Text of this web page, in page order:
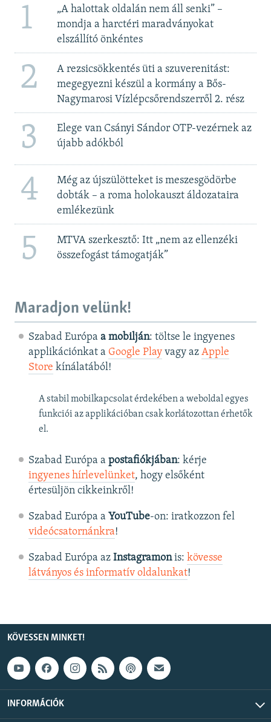
1
„A halottak oldalán nem áll senki” –
mondja a harctéri maradványokat
elszállító önkéntes
2
A rezsicsökkentés üti a szuverenitást:
megegyezni készül a kormány a Bős-
Nagymarosi Vízlépcsőrendszerről 2. rész
3
Elege van Csányi Sándor OTP-vezérnek az
újabb adókból
4
Még az újszülötteket is meszesgödörbe
dobták – a roma holokauszt áldozataira
emlékezünk
5
MTVA szerkesztő: Itt „nem az ellenzéki
összefogást támogatják”
Maradjon velünk!
Szabad Európa a mobilján: töltse le ingyenes
applikációnkat a Google Playvagy az Apple
Store kínálatából!
A stabil mobilkapcsolat érdekében a weboldal egyes
funkciói az applikációban csak korlátozottan érhetők
el.
Szabad Európa a postafiókjában: kérje
ingyenes hírlevelünket, hogy elsőként
értesüljön cikkeinkről!
Szabad Európa a YouTube-on: iratkozzon fel
videócsatornánkra!
Szabad Európa az Instagramonis: kövesse
látványos és informatív oldalunkat! ​
KÖVESSEN MINKET!
INFORMÁCIÓK